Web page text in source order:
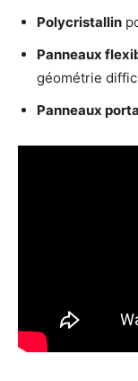
Polycristallin
Panneaux
géométrie
Panneaux